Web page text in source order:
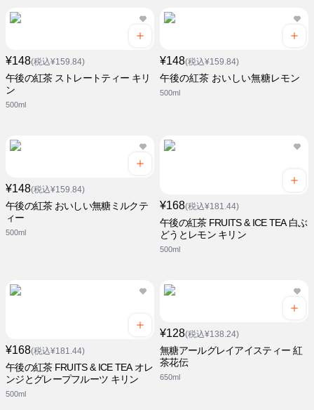
¥148(税込¥159.84)
午後の紅茶 ストレートティー キリ
ン
500ml
¥148(税込¥159.84)
午後の紅茶 おいしい無糖レモン
500ml
¥148(税込¥159.84)
午後の紅茶 おいしい無糖ミルクテ
ィー
500ml
¥168(税込¥181.44)
午後の紅茶 FRUITS & ICE TEA 白ぶ
どうとレモン キリン
500ml
¥168(税込¥181.44)
午後の紅茶 FRUITS & ICE TEA オレ
ンジとグレープフルーツ キリン
500ml
¥128(税込¥138.24)
無糖アールグレイアイスティー 紅
茶花伝
650ml